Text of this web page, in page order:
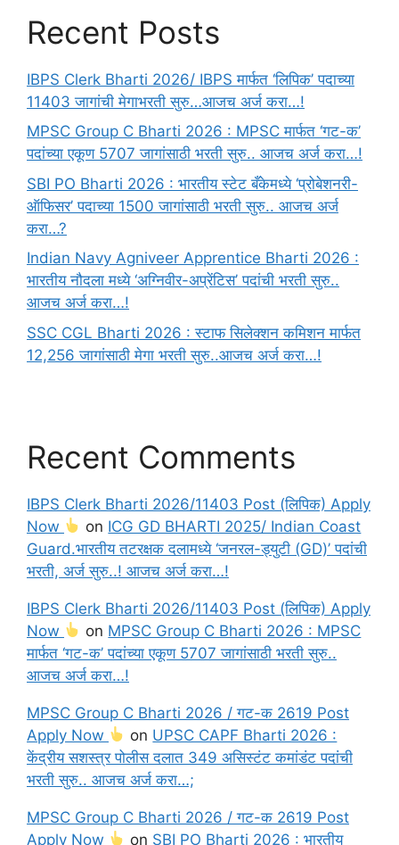
Recent Posts
IBPS Clerk Bharti 2026/ IBPS मार्फत ‘लिपिक’ पदाच्या
11403 जागांची मेगाभरती सुरु…आजच अर्ज करा…!
MPSC Group C Bharti 2026 : MPSC मार्फत ‘गट-क’
पदांच्या एकूण 5707 जागांसाठी भरती सुरु.. आजच अर्ज करा…!
SBI PO Bharti 2026 : भारतीय स्टेट बँकेमध्ये ‘प्रोबेशनरी-
ऑफिसर’ पदाच्या 1500 जागांसाठी भरती सुरु.. आजच अर्ज
करा…?
Indian Navy Agniveer Apprentice Bharti 2026 :
भारतीय नौदला मध्ये ‘अग्निवीर-अप्रेंटिस’ पदांची भरती सुरु..
आजच अर्ज करा…!
SSC CGL Bharti 2026 : स्टाफ सिलेक्शन कमिशन मार्फत
12,256 जागांसाठी मेगा भरती सुरु..आजच अर्ज करा…!
Recent Comments
IBPS Clerk Bharti 2026/11403 Post (लिपिक) Apply
Now
on ICG GD BHARTI 2025/ Indian Coast
Guard.भारतीय तटरक्षक दलामध्ये ‘जनरल-ड्युटी (GD)’ पदांची
भरती, अर्ज सुरु..! आजच अर्ज करा…!
IBPS Clerk Bharti 2026/11403 Post (लिपिक) Apply
Now
on MPSC Group C Bharti 2026 : MPSC
मार्फत ‘गट-क’ पदांच्या एकूण 5707 जागांसाठी भरती सुरु..
आजच अर्ज करा…!
MPSC Group C Bharti 2026 / गट-क 2619 Post
Apply Now
on UPSC CAPF Bharti 2026 :
केंद्रीय सशस्त्र पोलीस दलात 349 असिस्टंट कमांडंट पदांची
भरती सुरु.. आजच अर्ज करा…;
MPSC Group C Bharti 2026 / गट-क 2619 Post
Apply Now
on SBI PO Bharti 2026 : भारतीय